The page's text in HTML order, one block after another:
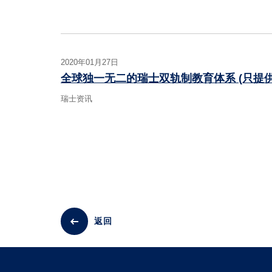
2020年01月27日
全球独一无二的瑞士双轨制教育体系 (只提
瑞士资讯
返回